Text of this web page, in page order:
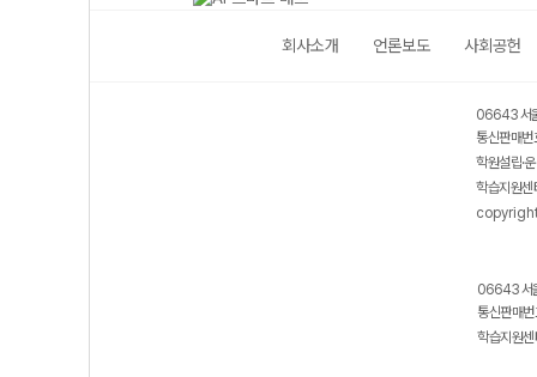
회사소개 언론보도 사회공헌
06643 서
통신판매
학원설립·
학습지원
06643 서
통신판매
학습지원